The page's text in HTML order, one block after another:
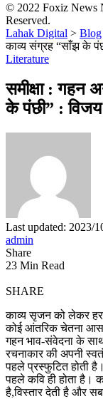
© 2022 Foxiz News
Reserved.
Lahak Digital > Blog
काव्य संग्रह “साँझ के
Literature
समीक्षा : गहन
के पंछी” : विजय
Last updated: 2023/
admin
Share
23 Min Read
SHARE
काव्य सृजन को लेकर हर
कोई आंतरिक चेतना
गहन भाव-संवेदना के
रचनाकार की अपनी
पहले प्रस्फुटित होती
पहले कवि ही होता है।
है,विस्तार देती है और